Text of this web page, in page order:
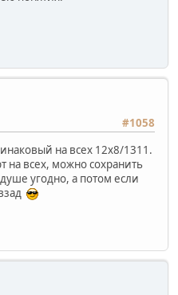
#1058
на всех 12x8/1311.
на всех, можно сохранить
угодно, а потом если